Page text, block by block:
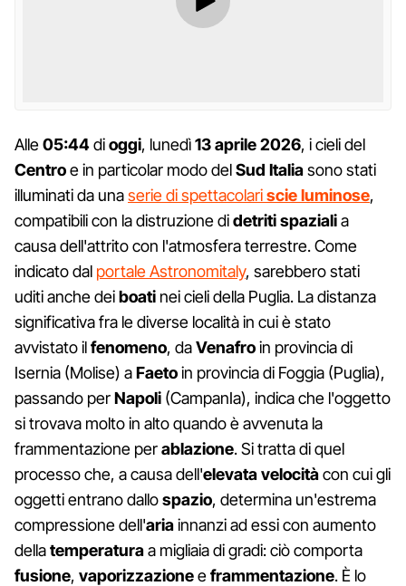
Alle05:44dioggi, lunedì13 aprile 2026, i cieli del
Centroe in particolar modo delSud Italiasono stati
illuminati da unaserie di spettacolariscie luminose,
compatibili con la distruzione didetriti spazialia
causa dell'attrito con l'atmosfera terrestre. Come
indicato dal portale Astronomitaly, sarebbero stati
uditi anche deiboati nei cieli della Puglia. La distanza
significativa fra le diverse località in cui è stato
avvistato ilfenomeno, daVenafroin provincia di
Isernia (Molise) aFaetoin provincia di Foggia (Puglia),
passando perNapoli (CampanIa), indica che l'oggetto
si trovava molto in alto quando è avvenuta la
frammentazione perablazione. Si tratta di quel
processo che, a causa dell'elevata velocitàcon cui gli
oggetti entrano dallospazio, determina un'estrema
compressione dell'ariainnanzi ad essi con aumento
dellatemperaturaa migliaia di gradi: ciò comporta
fusione, vaporizzazioneeframmentazione. È lo